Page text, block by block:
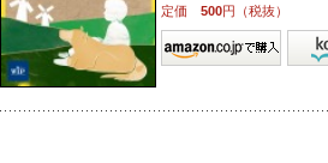
定価500円（税抜）